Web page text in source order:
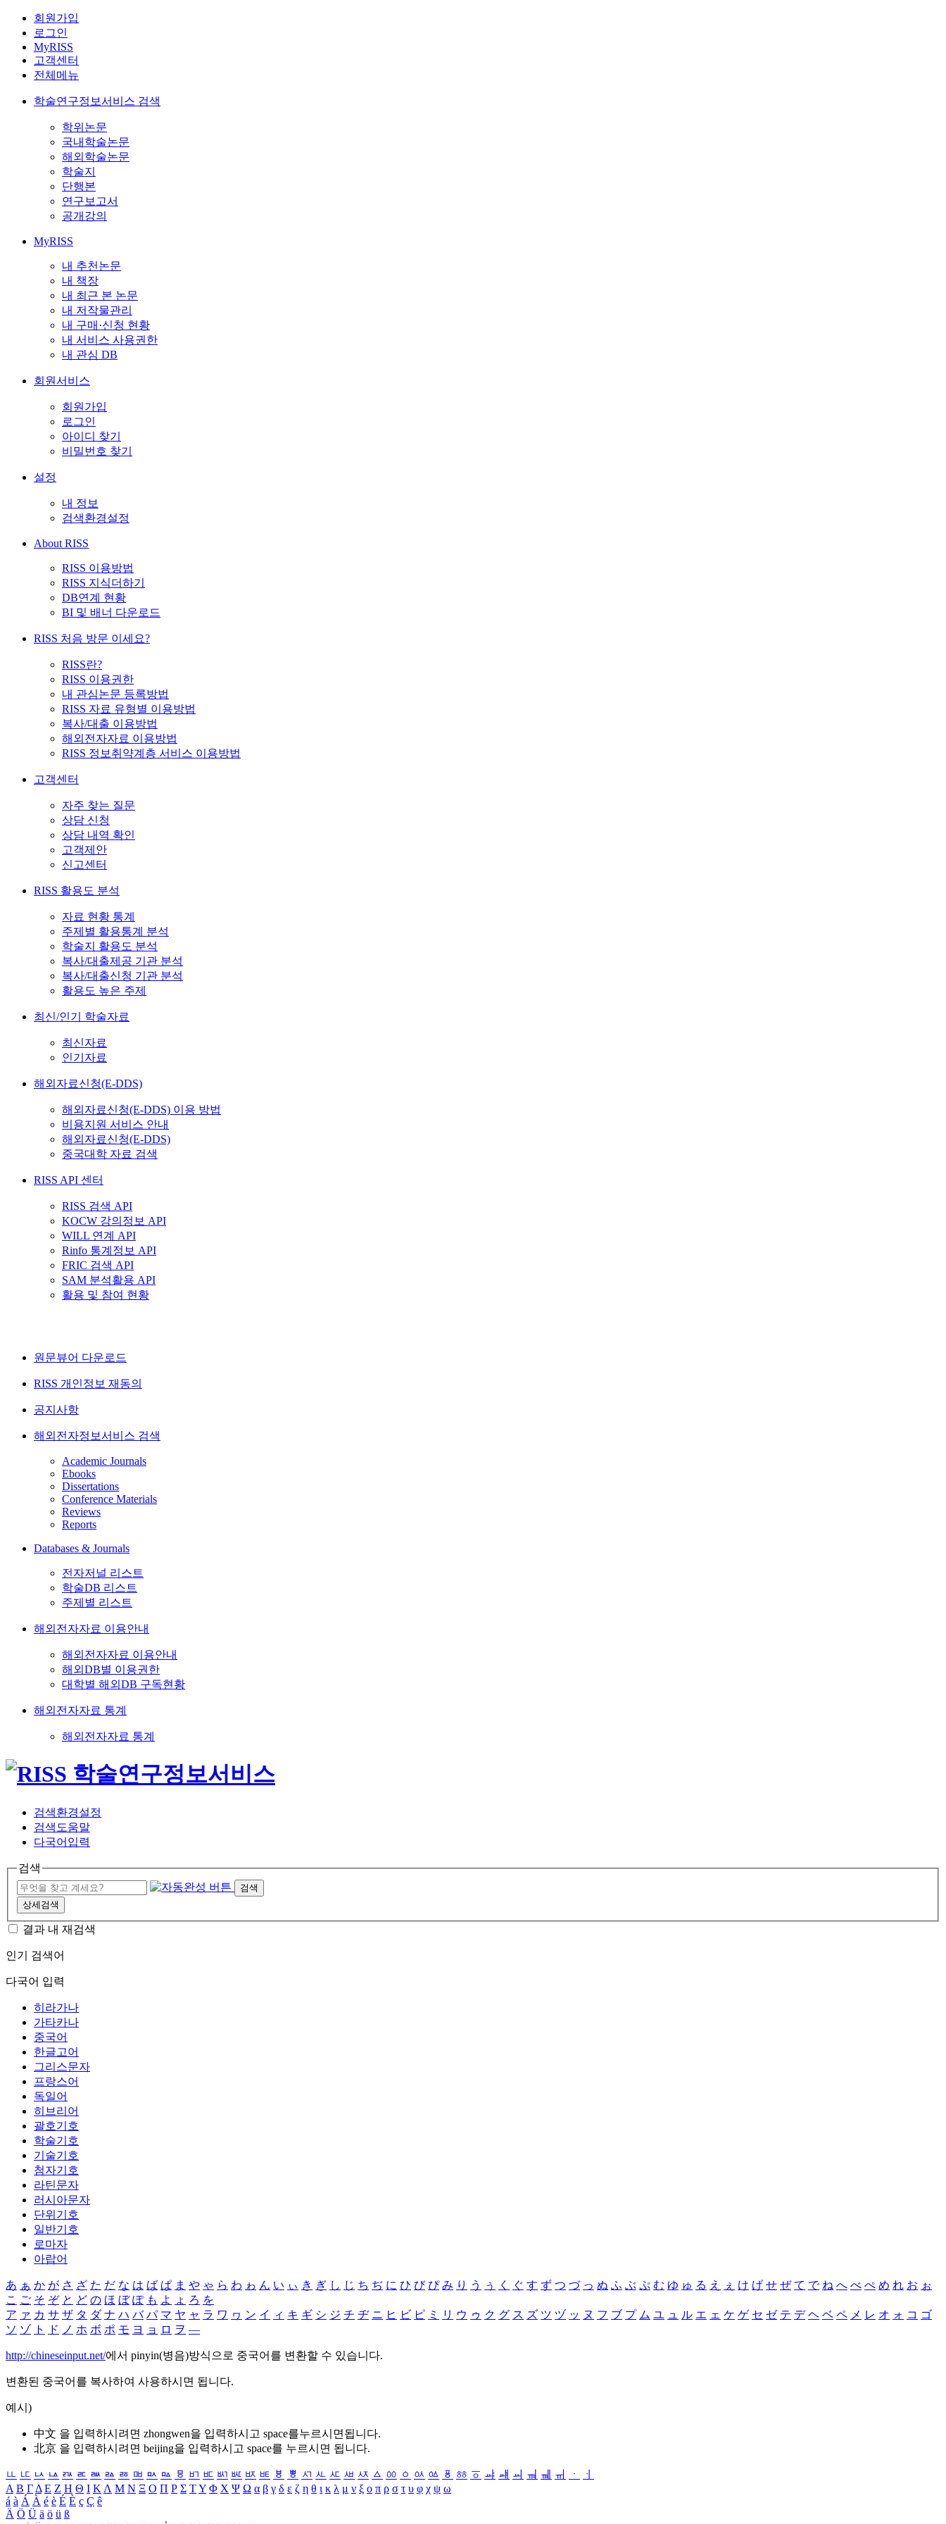
회원가입
로그인
MyRISS
고객센터
전체메뉴
학술연구정보서비스 검색
학위논문
국내학술논문
해외학술논문
학술지
단행본
연구보고서
공개강의
MyRISS
내 추천논문
내 책장
내 최근 본 논문
내 저작물관리
내 구매·신청 현황
내 서비스 사용권한
내 관심 DB
회원서비스
회원가입
로그인
아이디 찾기
비밀번호 찾기
설정
내 정보
검색환경설정
About RISS
RISS 이용방법
RISS 지식더하기
DB연계 현황
BI 및 배너 다운로드
RISS 처음 방문 이세요?
RISS란?
RISS 이용권한
내 관심논문 등록방법
RISS 자료 유형별 이용방법
복사/대출 이용방법
해외전자자료 이용방법
RISS 정보취약계층 서비스 이용방법
고객센터
자주 찾는 질문
상담 신청
상담 내역 확인
고객제안
신고센터
RISS 활용도 분석
자료 현황 통계
주제별 활용통계 분석
학술지 활용도 분석
복사/대출제공 기관 분석
복사/대출신청 기관 분석
활용도 높은 주제
최신/인기 학술자료
최신자료
인기자료
해외자료신청(E-DDS)
해외자료신청(E-DDS) 이용 방법
비용지원 서비스 안내
해외자료신청(E-DDS)
중국대학 자료 검색
RISS API 센터
RISS 검색 API
KOCW 강의정보 API
WILL 연계 API
Rinfo 통계정보 API
FRIC 검색 API
SAM 분석활용 API
활용 및 참여 현황
원문뷰어 다운로드
RISS 개인정보 재동의
공지사항
해외전자정보서비스 검색
Academic Journals
Ebooks
Dissertations
Conference Materials
Reviews
Reports
Databases & Journals
전자저널 리스트
학술DB 리스트
주제별 리스트
해외전자자료 이용안내
해외전자자료 이용안내
해외DB별 이용권한
대학별 해외DB 구독현황
해외전자자료 통계
해외전자자료 통계
검색환경설정
검색도움말
다국어입력
검색
검색
상세검색
결과 내 재검색
인기 검색어
다국어 입력
히라가나
가타카나
중국어
한글고어
그리스문자
프랑스어
독일어
히브리어
괄호기호
학술기호
기술기호
첨자기호
라틴문자
러시아문자
단위기호
일반기호
로마자
아랍어
あ ぁ か が さ ざ た だ な は ば ぱ ま や ゃ ら わ ゎ ん い ぃ き ぎ し じ ち ぢ に ひ び ぴ み り う ぅ く ぐ す ず つ づ っ ぬ ふ ぶ ぷ む ゆ ゅ る え ぇ け げ せ ぜ て で ね へ べ ぺ め れ お ぉ
こ ご そ ぞ と ど の ほ ぼ ぽ も よ ょ ろ を
ア ァ カ サ ザ タ ダ ナ ハ バ パ マ ヤ ャ ラ ワ ヮ ン イ ィ キ ギ シ ジ チ ヂ ニ ヒ ビ ピ ミ リ ウ ゥ ク グ ス ズ ツ ヅ ッ ヌ フ ブ プ ム ユ ュ ル エ ェ ケ ゲ セ ゼ テ デ ヘ ベ ペ メ レ オ ォ コ ゴ
ソ ゾ ト ド ノ ホ ボ ポ モ ヨ ョ ロ ヲ ―
http://chineseinput.net/에서 pinyin(병음)방식으로 중국어를 변환할 수 있습니다.
변환된 중국어를 복사하여 사용하시면 됩니다.
예시)
中文 을 입력하시려면 zhongwen을 입력하시고 space를누르시면됩니다.
北京 을 입력하시려면 beijing을 입력하시고 space를 누르시면 됩니다.
ㅥ ㅦ ㅧ ㅨ ㅩ ㅪ ㅫ ㅬ ㅭ ㅮ ㅯ ㅰ ㅱ ㅲ ㅳ ㅴ ㅵ ㅶ ㅷ ㅸ ㅹ ㅺ ㅻ ㅼ ㅽ ㅾ ㅿ ㆀ ㆁ ㆂ ㆃ ㆄ ㆅ ㆆ ㆇ ㆈ ㆉ ㆊ ㆋ ㆌ ㆍ
ㆎ
Α Β ΓΔ Ε Ζ Η Θ Ι ΚΛ Μ Ν Ξ Ο Π Ρ Σ ΤΥ Φ Χ Ψ Ω α β γ δ ε ζ η θ ι κ λ μ ν ξ ο π ρ σ τ υ φ χ ψ ω
á à Á À é è É È ç Ç ê
Ä Ö Ü ä ö ü ß